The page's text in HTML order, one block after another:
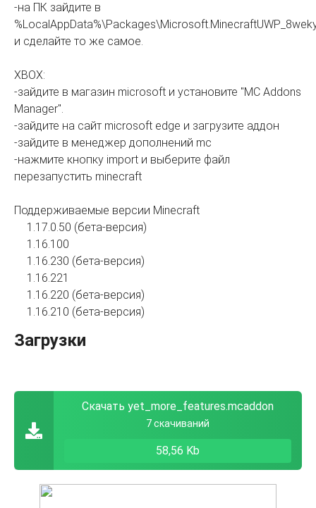
-на ПК зайдите в
и сделайте то же самое.
XBOX:
-зайдите в магазин microsoft и установите "MC Addons
Manager".
-зайдите на сайт microsoft edge и загрузите аддон
-зайдите в менеджер дополнений mc
-нажмите кнопку import и выберите файл
перезапустить minecraft
Поддерживаемые версии Minecraft
1.17.0.50 (бета-версия)
1.16.100
1.16.230 (бета-версия)
1.16.221
1.16.220 (бета-версия)
1.16.210 (бета-версия)
Загрузки
Скачать yet_more_features.mcaddon
7 скачиваний
58,56 Kb